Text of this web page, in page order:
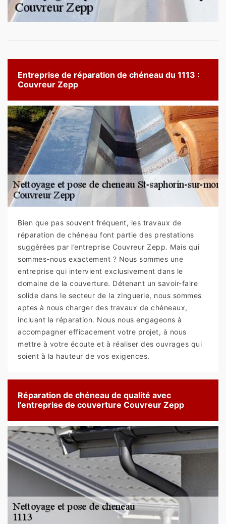
Entreprise de réparation de chéneau du 1113 :
Couvreur Zepp
Bien que pas souvent fréquent, les travaux de
réparation de chéneau font partie des prestations
suggérées par l’entreprise Couvreur Zepp. Mais qui
sommes-nous exactement ? Nous sommes une
entreprise qui intervient exclusivement dans le
domaine de la couverture. Détenant un savoir-faire
solide dans le secteur de la zinguerie, nous sommes
aptes à nous charger des travaux de chéneaux,
incluant la réparation. Nous nous engageons à
accompagner efficacement votre projet, à nous
mettre à votre écoute et à réaliser des ouvrages qui
soient à la hauteur de vos exigences.
Réparation de chéneau de qualité avec
l’entreprise de couverture Couvreur Zepp